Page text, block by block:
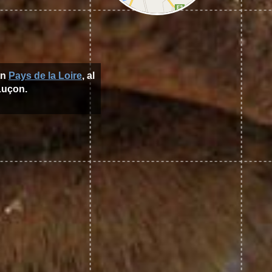
Pays de la Loire, al